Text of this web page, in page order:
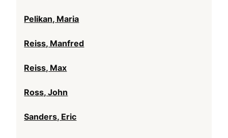
Pelikan, Maria
Reiss, Manfred
Reiss, Max
Ross, John
Sanders, Eric